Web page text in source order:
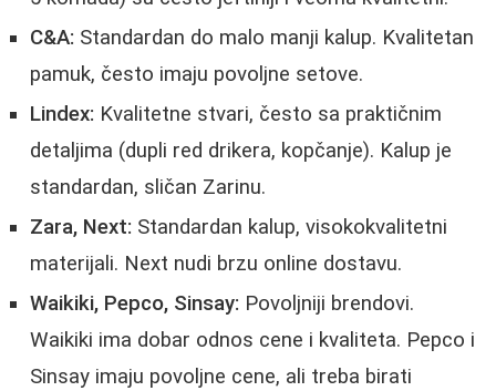
C&A: Standardan do malo manji kalup. Kvalitetan
pamuk, često imaju povoljne setove.
Lindex: Kvalitetne stvari, često sa praktičnim
detaljima (dupli red drikera, kopčanje). Kalup je
standardan, sličan Zarinu.
Zara, Next: Standardan kalup, visokokvalitetni
materijali. Next nudi brzu online dostavu.
Waikiki, Pepco, Sinsay: Povoljniji brendovi.
Waikiki ima dobar odnos cene i kvaliteta. Pepco i
Sinsay imaju povoljne cene, ali treba birati